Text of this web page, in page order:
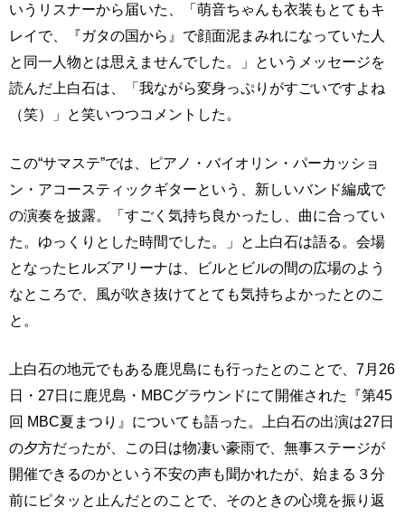
いうリスナーから届いた、「萌音ちゃんも衣装もとてもキ
レイで、『ガタの国から』で顔面泥まみれになっていた人
と同一人物とは思えませんでした。」というメッセージを
読んだ上白石は、「我ながら変身っぷりがすごいですよね
（笑）」と笑いつつコメントした。
この“サマステ”では、ピアノ・バイオリン・パーカッショ
ン・アコースティックギターという、新しいバンド編成で
の演奏を披露。「すごく気持ち良かったし、曲に合ってい
た。ゆっくりとした時間でした。」と上白石は語る。会場
となったヒルズアリーナは、ビルとビルの間の広場のよう
なところで、風が吹き抜けてとても気持ちよかったとのこ
と。
上白石の地元でもある鹿児島にも行ったとのことで、7月26
日・27日に鹿児島・MBCグラウンドにて開催された『第45
回 MBC夏まつり』についても語った。上白石の出演は27日
の夕方だったが、この日は物凄い豪雨で、無事ステージが
開催できるのかという不安の声も聞かれたが、始まる３分
前にピタッと止んだとのことで、そのときの心境を振り返